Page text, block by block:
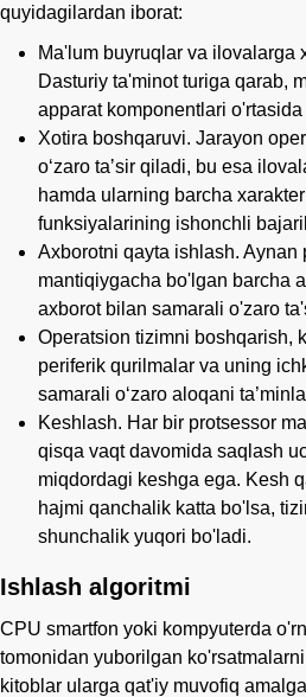
quyidagilardan iborat:
Ma'lum buyruqlar va ilovalarga
Dasturiy ta'minot turiga qarab,
apparat komponentlari
Xotira boshqaruvi. Jarayon
oʻzaro taʼsir qiladi, bu esa
hamda ularning barcha
funksiyalarining ishonchli
Axborotni qayta ishlash. Aynan
mantiqiygacha bo'lgan barcha
axborot bilan samarali o'zaro
Operatsion tizimni boshqarish,
periferik qurilmalar va uning
samarali o‘zaro aloqani
Keshlash. Har bir protsessor
qisqa vaqt davomida saqlash
miqdordagi keshga ega. Kesh
hajmi qanchalik katta bo'lsa,
shunchalik yuqori bo'ladi.
Ishlash algoritmi
CPU smartfon yoki kompyuterda
tomonidan yuborilgan
kitoblar ularga qat'iy muvofiq